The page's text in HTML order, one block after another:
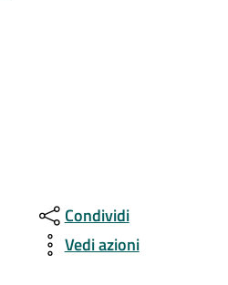
Condividi
Vedi azioni